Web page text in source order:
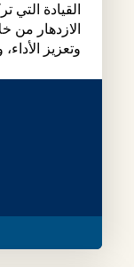
القيادة
الازدهار من
وتعزيز